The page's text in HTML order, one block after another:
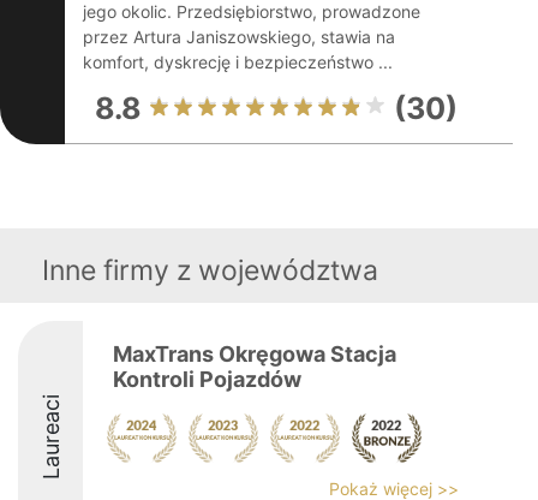
jego okolic. Przedsiębiorstwo, prowadzone
przez Artura Janiszowskiego, stawia na
komfort, dyskrecję i bezpieczeństwo ...
8.8 (30)
Inne firmy z województwa
Laureaci
MaxTrans Okręgowa Stacja
Kontroli Pojazdów
Pokaż więcej >>